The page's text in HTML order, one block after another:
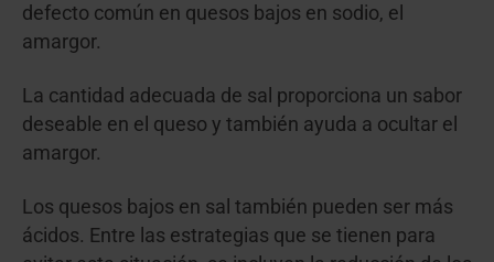
defecto común en quesos bajos en sodio, el
amargor.
La cantidad adecuada de sal proporciona un sabor
deseable en el queso y también ayuda a ocultar el
amargor.
Los quesos bajos en sal también pueden ser más
ácidos. Entre las estrategias que se tienen para